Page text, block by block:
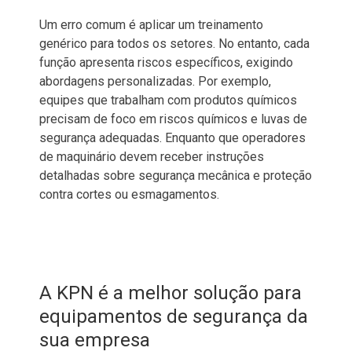
Um erro comum é aplicar um treinamento
genérico para todos os setores. No entanto, cada
função apresenta riscos específicos, exigindo
abordagens personalizadas. Por exemplo,
equipes que trabalham com produtos químicos
precisam de foco em riscos químicos e luvas de
segurança adequadas. Enquanto que operadores
de maquinário devem receber instruções
detalhadas sobre segurança mecânica e proteção
contra cortes ou esmagamentos.
A KPN é a melhor solução para
equipamentos de segurança da
sua empresa